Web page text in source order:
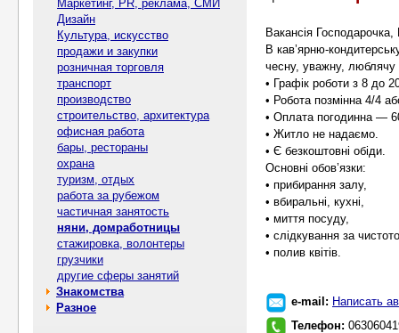
Маркетинг, PR, реклама, СМИ
Дизайн
Культура, искусство
продажи и закупки
розничная торговля
транспорт
производство
строительство, архитектура
офисная работа
бары, рестораны
охрана
туризм, отдых
работа за рубежом
частичная занятость
няни, домработницы
стажировка, волонтеры
грузчики
другие сферы занятий
Знакомства
Разное
Вакансія Господарочка,
В кав’ярню-
чесну, уважну, люблячу
• Графік роботи з 8 до
• Робота позмінна 4/4
• Оплата погодинна —
• Житло не надаємо.
• Є безкоштовні обіди.
Основні обов’язки:
• прибирання залу,
• вбиральні, кухні,
• миття посуду,
• слідкування за
• полив квітів.
e-mail: Написать
Телефон: